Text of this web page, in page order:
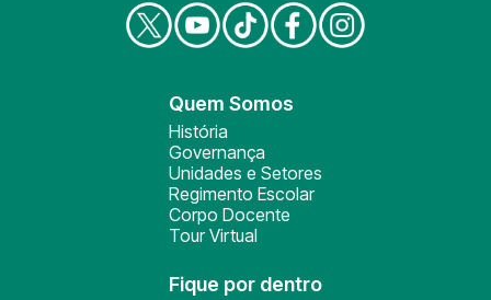
Quem Somos
História
Governança
Unidades e Setores
Regimento Escolar
Corpo Docente
Tour Virtual
Fique por dentro